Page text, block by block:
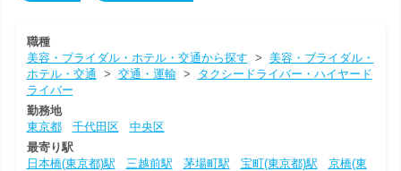
職種
美容・ブライダル・ホテル・交通から探す > 美容・ブライダル・
ホテル・交通 > 交通・運輸> タクシードライバー・ハイヤード
ライバー
勤務地
東京都
千代田区
中央区
最寄り駅
日本橋(東京都)駅
三越前駅 茅場町駅 宝町(東京都)駅
京橋(東